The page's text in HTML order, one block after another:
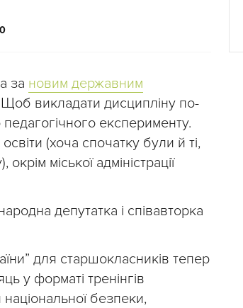
0
за новим державним
викладати дисципліну по-
експерименту.
(хоча спочатку були й ті,
міської адміністрації
депутатка і співавторка
для старшокласників тепер
у форматі тренінгів
безпеки,